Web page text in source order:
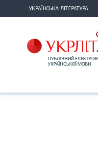
УКРАЇНСЬКА ЛІТЕРАТУРА